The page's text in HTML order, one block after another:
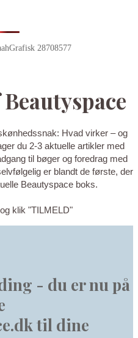
28708577
Hvad virker – og
du 2-3 aktuelle artikler med
til bøger og foredrag med
er blandt de første, der
Beautyspace boks.
klik "TILMELD"
- du er nu på
til dine